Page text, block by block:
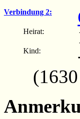
Verbindung 2:
Heirat:
Kind: